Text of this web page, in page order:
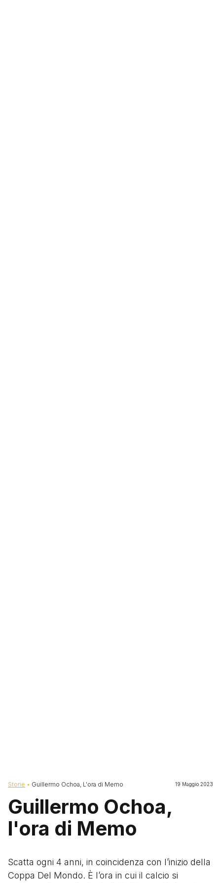
Briciole di pane
Storie Guillermo Ochoa, L'ora di Memo 19 Maggio 2023
Guillermo Ochoa,
l'ora di Memo
Scatta ogni 4 anni, in coincidenza con l’inizio della
Coppa Del Mondo. È l’ora in cui il calcio si